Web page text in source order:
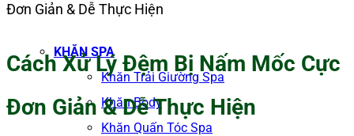
KHĂN SPA
Khăn Trải Giường Spa
Khăn Body
Khăn Quấn Tóc Spa
Đơn Giản & Dễ Thực Hiện
Cách Xử Lý Đệm Bị Nấm Mốc Cực
Đơn Giản & Dễ Thực Hiện